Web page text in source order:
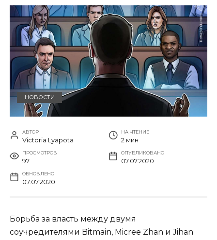
НОВОСТИ
АВТОР
Victoria Lyapota
НА ЧТЕНИЕ
2 мин
ПРОСМОТРОВ
97
ОПУБЛИКОВАНО
07.07.2020
ОБНОВЛЕНО
07.07.2020
Борьба за власть между двумя
соучредителями Bitmain, Micree Zhan и Jihan